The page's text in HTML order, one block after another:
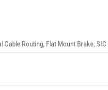
Cable Routing, Flat Mount Brake,